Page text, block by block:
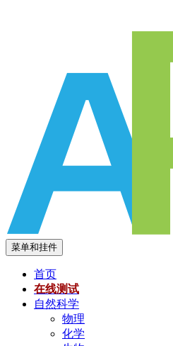
菜单和挂件
首页
在线测试
自然科学
物理
化学